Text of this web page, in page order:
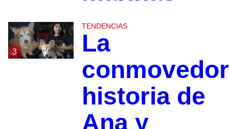
3
TENDENCIAS
La
historia de
Ana y